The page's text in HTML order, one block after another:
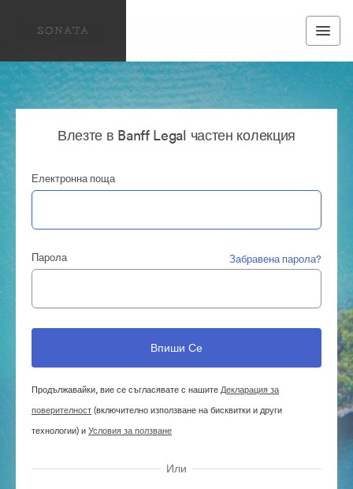
Влезте в Banff Legal частен колекция
Електронна поща
Парола Забравена парола?
Продължавайки, вие се съгласявате с нашитеДекларация за
поверителност(включително използване на бисквитки и други
технологии) иУсловия за ползване
Или